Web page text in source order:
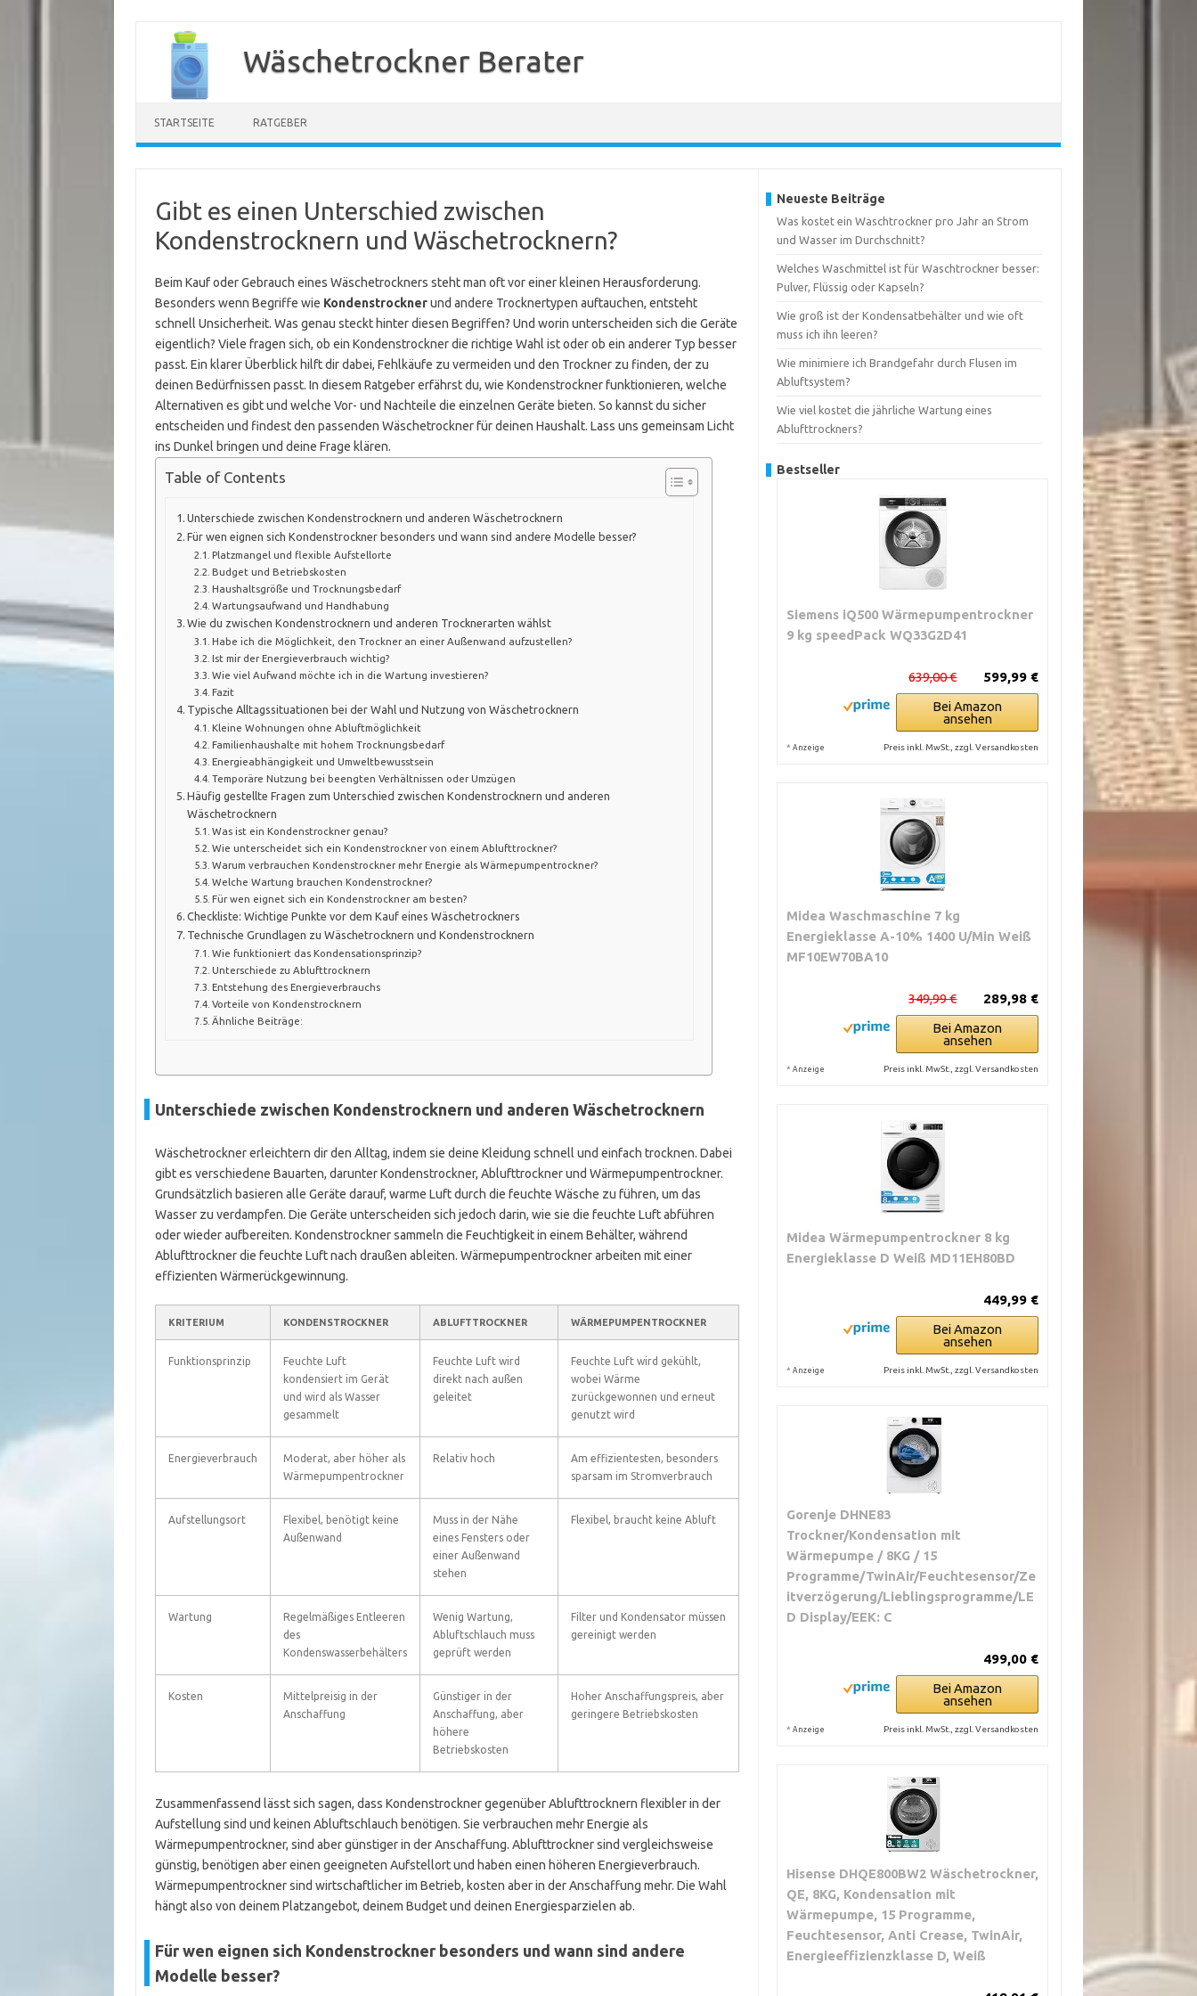
springen
Wäschetrockner Berater
STARTSEITE RATGEBER
Gibt es einen Unterschied zwischen
Kondenstrocknern und Wäschetrocknern?
Beim Kauf oder Gebrauch eines Wäschetrockners steht man oft vor einer kleinen Herausforderung.
Besonders wenn Begriffe wie Kondenstrocknerund andere Trocknertypen auftauchen, entsteht
schnell Unsicherheit. Was genau steckt hinter diesen Begriffen? Und worin unterscheiden sich die Geräte
eigentlich? Viele fragen sich, ob ein Kondenstrockner die richtige Wahl ist oder ob ein anderer Typ besser
passt. Ein klarer Überblick hilft dir dabei, Fehlkäufe zu vermeiden und den Trockner zu finden, der zu
deinen Bedürfnissen passt. In diesem Ratgeber erfährst du, wie Kondenstrockner funktionieren, welche
Alternativen es gibt und welche Vor- und Nachteile die einzelnen Geräte bieten. So kannst du sicher
entscheiden und findest den passenden Wäschetrockner für deinen Haushalt. Lass uns gemeinsam Licht
ins Dunkel bringen und deine Frage klären.
Table of Contents
Unterschiede zwischen Kondenstrocknern und anderen Wäschetrocknern
Für wen eignen sich Kondenstrockner besonders und wann sind andere Modelle besser?
Platzmangel und flexible Aufstellorte
Budget und Betriebskosten
Haushaltsgröße und Trocknungsbedarf
Wartungsaufwand und Handhabung
Wie du zwischen Kondenstrocknern und anderen Trocknerarten wählst
Habe ich die Möglichkeit, den Trockner an einer Außenwand aufzustellen?
Ist mir der Energieverbrauch wichtig?
Wie viel Aufwand möchte ich in die Wartung investieren?
Fazit
Typische Alltagssituationen bei der Wahl und Nutzung von Wäschetrocknern
Kleine Wohnungen ohne Abluftmöglichkeit
Familienhaushalte mit hohem Trocknungsbedarf
Energieabhängigkeit und Umweltbewusstsein
Temporäre Nutzung bei beengten Verhältnissen oder Umzügen
Häufig gestellte Fragen zum Unterschied zwischen Kondenstrocknern und anderen
Wäschetrocknern
Was ist ein Kondenstrockner genau?
Wie unterscheidet sich ein Kondenstrockner von einem Ablufttrockner?
Warum verbrauchen Kondenstrockner mehr Energie als Wärmepumpentrockner?
Welche Wartung brauchen Kondenstrockner?
Für wen eignet sich ein Kondenstrockner am besten?
Checkliste: Wichtige Punkte vor dem Kauf eines Wäschetrockners
Technische Grundlagen zu Wäschetrocknern und Kondenstrocknern
Wie funktioniert das Kondensationsprinzip?
Unterschiede zu Ablufttrocknern
Entstehung des Energieverbrauchs
Vorteile von Kondenstrocknern
Ähnliche Beiträge:
Unterschiede zwischen Kondenstrocknern und anderen Wäschetrocknern
Wäschetrockner erleichtern dir den Alltag, indem sie deine Kleidung schnell und einfach trocknen. Dabei
gibt es verschiedene Bauarten, darunter Kondenstrockner, Ablufttrockner und Wärmepumpentrockner.
Grundsätzlich basieren alle Geräte darauf, warme Luft durch die feuchte Wäsche zu führen, um das
Wasser zu verdampfen. Die Geräte unterscheiden sich jedoch darin, wie sie die feuchte Luft abführen
oder wieder aufbereiten. Kondenstrockner sammeln die Feuchtigkeit in einem Behälter, während
Ablufttrockner die feuchte Luft nach draußen ableiten. Wärmepumpentrockner arbeiten mit einer
effizienten Wärmerückgewinnung.
KRITERIUM KONDENSTROCKNER ABLUFTTROCKNER WÄRMEPUMPENTROCKNER
Funktionsprinzip
Feuchte Luft
kondensiert im Gerät
und wird als Wasser
gesammelt
Feuchte Luft wird
direkt nach außen
geleitet
Feuchte Luft wird gekühlt,
wobei Wärme
zurückgewonnen und erneut
genutzt wird
Energieverbrauch
Moderat, aber höher als
Wärmepumpentrockner
Relativ hoch
Am effizientesten, besonders
sparsam im Stromverbrauch
Aufstellungsort
Flexibel, benötigt keine
Außenwand
Muss in der Nähe
eines Fensters oder
einer Außenwand
stehen
Flexibel, braucht keine Abluft
Wartung
Regelmäßiges Entleeren
des
Kondenswasserbehälters
Wenig Wartung,
Abluftschlauch muss
geprüft werden
Filter und Kondensator müssen
gereinigt werden
Kosten
Mittelpreisig in der
Anschaffung
Günstiger in der
Anschaffung, aber
höhere
Betriebskosten
Hoher Anschaffungspreis, aber
geringere Betriebskosten
Zusammenfassend lässt sich sagen, dass Kondenstrockner gegenüber Ablufttrocknern flexibler in der
Aufstellung sind und keinen Abluftschlauch benötigen. Sie verbrauchen mehr Energie als
Wärmepumpentrockner, sind aber günstiger in der Anschaffung. Ablufttrockner sind vergleichsweise
günstig, benötigen aber einen geeigneten Aufstellort und haben einen höheren Energieverbrauch.
Wärmepumpentrockner sind wirtschaftlicher im Betrieb, kosten aber in der Anschaffung mehr. Die Wahl
hängt also von deinem Platzangebot, deinem Budget und deinen Energiesparzielen ab.
Für wen eignen sich Kondenstrockner besonders und wann sind andere
Modelle besser?
Neueste Beiträge
Was kostet ein Waschtrockner pro Jahr an Strom
und Wasser im Durchschnitt?
Welches Waschmittel ist für Waschtrockner besser:
Pulver, Flüssig oder Kapseln?
Wie groß ist der Kondensatbehälter und wie oft
muss ich ihn leeren?
Wie minimiere ich Brandgefahr durch Flusen im
Abluftsystem?
Wie viel kostet die jährliche Wartung eines
Ablufttrockners?
Bestseller
Siemens iQ500 Wärmepumpentrockner
9 kg speedPack WQ33G2D41
599,99 €
639,00 €
Bei Amazon
ansehen
* Anzeige Preis inkl. MwSt., zzgl. Versandkosten
Midea Waschmaschine 7 kg
Energieklasse A-10% 1400 U/Min Weiß
MF10EW70BA10
289,98 €
349,99 €
Bei Amazon
ansehen
* Anzeige Preis inkl. MwSt., zzgl. Versandkosten
Midea Wärmepumpentrockner 8 kg
Energieklasse D Weiß MD11EH80BD
449,99 €
Bei Amazon
ansehen
* Anzeige Preis inkl. MwSt., zzgl. Versandkosten
Gorenje DHNE83
Trockner/Kondensation mit
Wärmepumpe / 8KG / 15
Programme/TwinAir/Feuchtesensor/Ze
itverzögerung/Lieblingsprogramme/LE
D Display/EEK: C
499,00 €
Bei Amazon
ansehen
* Anzeige Preis inkl. MwSt., zzgl. Versandkosten
Hisense DHQE800BW2 Wäschetrockner,
QE, 8KG, Kondensation mit
Wärmepumpe, 15 Programme,
Feuchtesensor, Anti Crease, TwinAir,
Energieeffizienzklasse D, Weiß